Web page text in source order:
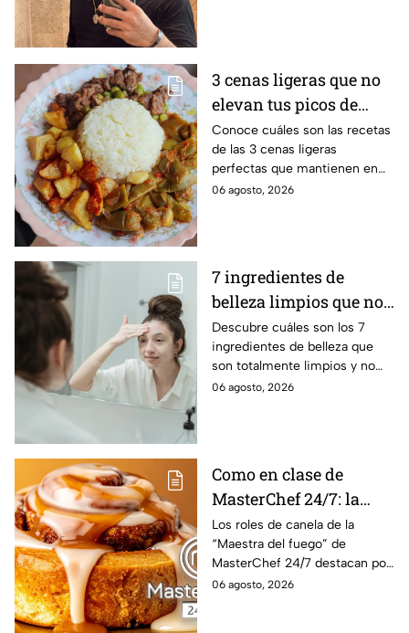
3 cenas ligeras que no
elevan tus picos de
glucosa ni arruinan tu
sueño profundo
Conoce cuáles son las recetas
de las 3 cenas ligeras
perfectas que mantienen en
equilibrio tu glucosa y te
06 agosto, 2026
7 ingredientes de
belleza limpios que no
contaminan los ríos ni
el agua al enjuagarte
Descubre cuáles son los 7
ingredientes de belleza que
son totalmente limpios y no
contaminan los ríos ni el agua
06 agosto, 2026
Como en clase de
MasterChef 24/7: la
receta especial de los
roles de canela con
tocino de la Chef Lili
Los roles de canela de la
“Maestra del fuego” de
MasterChef 24/7 destacan por
su combinación de canela,
06 agosto, 2026